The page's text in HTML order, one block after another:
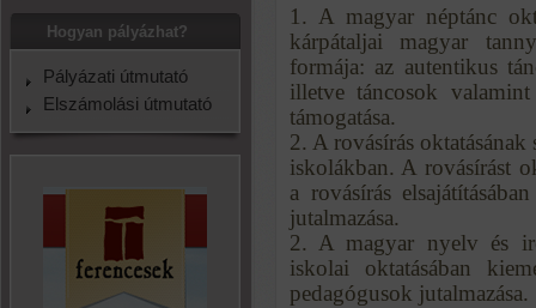
Hogyan pályázhat?
Pályázati útmutató
Elszámolási útmutató
1. A magyar néptánc
kárpátaljai magyar
formája: az autentikus
illetve táncosok
támogatása.
2. A rovásírás
iskolákban. A rovásírást
a rovásírás
jutalmazása.
2. A magyar nyelv és
iskolai oktatásában
pedagógusok jutalmazása.